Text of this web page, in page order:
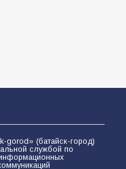
gorod» (батайск-город)
службой по